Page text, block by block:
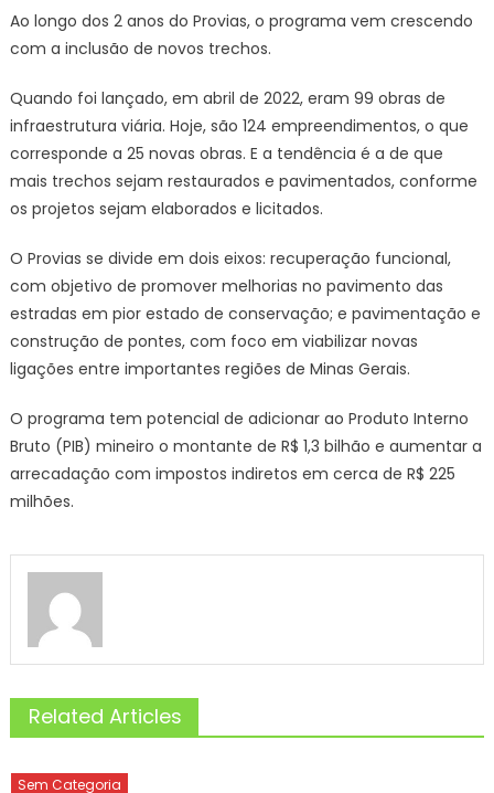
Ao longo dos 2 anos do Provias, o programa vem crescendo
com a inclusão de novos trechos.
Quando foi lançado, em abril de 2022, eram 99 obras de
infraestrutura viária. Hoje, são 124 empreendimentos, o que
corresponde a 25 novas obras. E a tendência é a de que
mais trechos sejam restaurados e pavimentados, conforme
os projetos sejam elaborados e licitados.
O Provias se divide em dois eixos: recuperação funcional,
com objetivo de promover melhorias no pavimento das
estradas em pior estado de conservação; e pavimentação e
construção de pontes, com foco em viabilizar novas
ligações entre importantes regiões de Minas Gerais.
O programa tem potencial de adicionar ao Produto Interno
Bruto (PIB) mineiro o montante de R$ 1,3 bilhão e aumentar a
arrecadação com impostos indiretos em cerca de R$ 225
milhões.
Related Articles
Sem Categoria